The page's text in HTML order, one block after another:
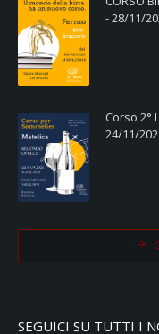
- 28/11/
Corso 2°
24/11/
SEGUICI SU TUTTI I